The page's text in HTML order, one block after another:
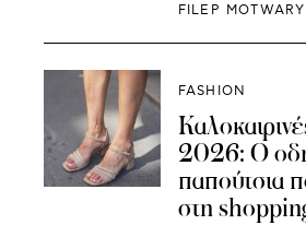
FILEP MOTWARY
FASHION
2026: Ο
παπούτσια
στη